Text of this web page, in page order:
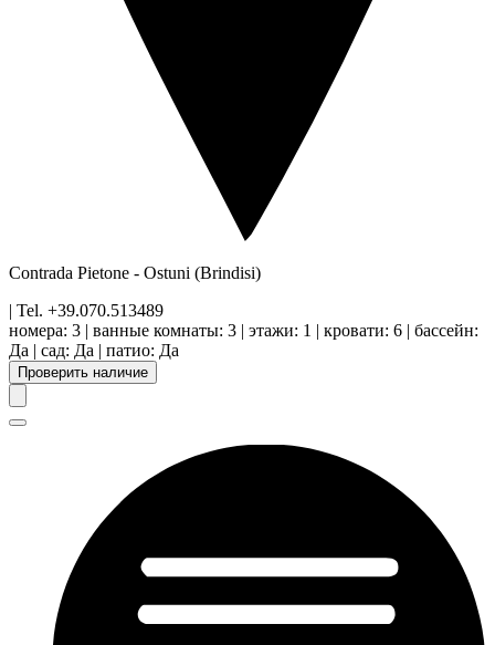
Contrada Pietone - Ostuni (Brindisi)
| Tel. +39.070.513489
номера: 3 | ванные комнаты: 3 | этажи: 1 | кровати: 6 | бассейн:
Да | сад: Да | патио: Да
Проверить наличие